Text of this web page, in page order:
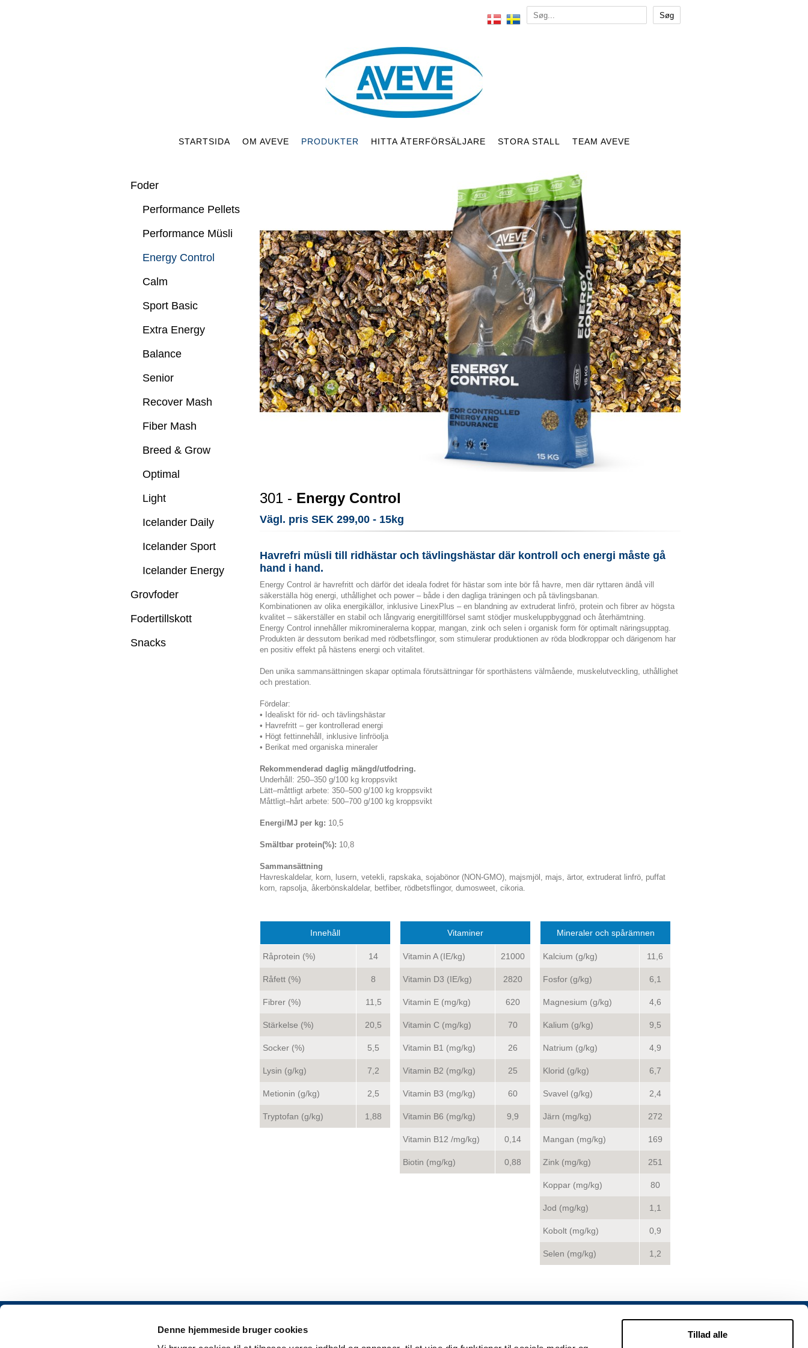
Denne hjemmeside bruger cookies
Tillad alle
STARTSIDA OM AVEVE PRODUKTER HITTA ÅTERFÖRSÄLJARE STORA STALL TEAM AVEVE
Foder
Performance Pellets
Performance Müsli
Energy Control
Calm
Sport Basic
Extra Energy
Balance
Senior
Recover Mash
Fiber Mash
Breed & Grow
Optimal
Light
Icelander Daily
Icelander Sport
Icelander Energy
Grovfoder
Fodertillskott
Snacks
301 - Energy Control
Vägl. pris SEK 299,00 - 15kg
Havrefri müsli till ridhästar och tävlingshästar där kontroll och energi måste gå
hand i hand.
Energy Control är havrefritt och därför det ideala fodret för hästar som inte bör få havre, men där ryttaren ändå vill
säkerställa hög energi, uthållighet och power – både i den dagliga träningen och på tävlingsbanan.
Kombinationen av olika energikällor, inklusive LinexPlus – en blandning av extruderat linfrö, protein och fibrer av högsta
kvalitet – säkerställer en stabil och långvarig energitillförsel samt stödjer muskeluppbyggnad och återhämtning.
Energy Control innehåller mikromineralerna koppar, mangan, zink och selen i organisk form för optimalt näringsupptag.
Produkten är dessutom berikad med rödbetsflingor, som stimulerar produktionen av röda blodkroppar och därigenom har
en positiv effekt på hästens energi och vitalitet.
Den unika sammansättningen skapar optimala förutsättningar för sporthästens välmående, muskelutveckling, uthållighet
och prestation.
Fördelar:
• Idealiskt för rid- och tävlingshästar
• Havrefritt – ger kontrollerad energi
• Högt fettinnehåll, inklusive linfröolja
• Berikat med organiska mineraler
Rekommenderad daglig mängd/utfodring.
Underhåll: 250–350 g/100 kg kroppsvikt
Lätt–måttligt arbete: 350–500 g/100 kg kroppsvikt
Måttligt–hårt arbete: 500–700 g/100 kg kroppsvikt
Energi/MJ per kg: 10,5
Smältbar protein(%): 10,8
Sammansättning
Havreskaldelar, korn, lusern, vetekli, rapskaka, sojabönor (NON-GMO), majsmjöl, majs, ärtor, extruderat linfrö, puffat
korn, rapsolja, åkerbönskaldelar, betfiber, rödbetsflingor, dumosweet, cikoria.
Innehåll
Råprotein (%) 14
Råfett (%) 8
Fibrer (%) 11,5
Stärkelse (%) 20,5
Socker (%) 5,5
Lysin (g/kg) 7,2
Metionin (g/kg) 2,5
Tryptofan (g/kg) 1,88
Vitaminer
Vitamin A (IE/kg) 21000
Vitamin D3 (IE/kg) 2820
Vitamin E (mg/kg) 620
Vitamin C (mg/kg) 70
Vitamin B1 (mg/kg) 26
Vitamin B2 (mg/kg) 25
Vitamin B3 (mg/kg) 60
Vitamin B6 (mg/kg) 9,9
Vitamin B12 /mg/kg) 0,14
Biotin (mg/kg) 0,88
Mineraler och spårämnen
Kalcium (g/kg) 11,6
Fosfor (g/kg) 6,1
Magnesium (g/kg) 4,6
Kalium (g/kg) 9,5
Natrium (g/kg) 4,9
Klorid (g/kg) 6,7
Svavel (g/kg) 2,4
Järn (mg/kg) 272
Mangan (mg/kg) 169
Zink (mg/kg) 251
Koppar (mg/kg) 80
Jod (mg/kg) 1,1
Kobolt (mg/kg) 0,9
Selen (mg/kg) 1,2
WE FEED YOUR PASSION